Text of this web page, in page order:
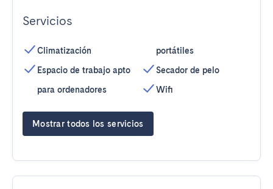
Servicios
Climatización
Espacio de trabajo apto
para ordenadores
portátiles
Secador de pelo
Wifi
Mostrar todos los servicios